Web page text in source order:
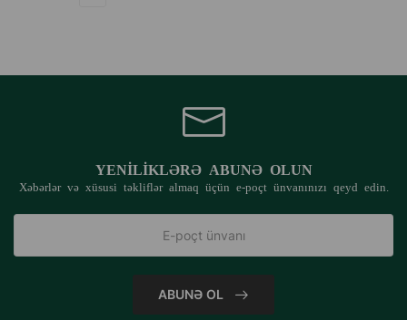
YENILIKLƏRƏ ABUNƏ OLUN
Xəbərlər və xüsusi təkliflər almaq üçün e-poçt ünvanınızı qeyd edin.
ABUNƏ OL